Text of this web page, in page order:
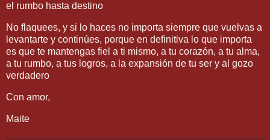
el rumbo hasta destino
No flaquees, y si lo haces no importa siempre que vuelvas a
levantarte y continúes, porque en definitiva lo que importa
es que te mantengas fiel a ti mismo, a tu corazón, a tu alma,
a tu rumbo, a tus logros, a la expansión de tu ser y al gozo
verdadero
Con amor,
Maite